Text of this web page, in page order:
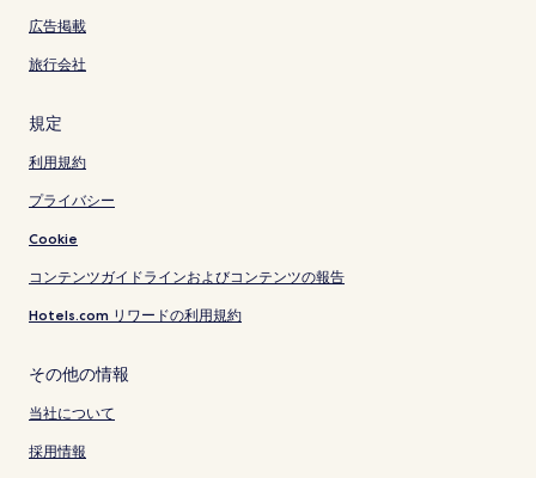
広告掲載
旅行会社
規定
利用規約
プライバシー
Cookie
コンテンツガイドラインおよびコンテンツの報告
Hotels.com リワードの利用規約
その他の情報
当社について
採用情報